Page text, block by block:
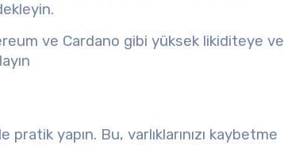
ve Cardano gibi yüksek likiditeye ve
yapın. Bu, varlıklarınızı kaybetme